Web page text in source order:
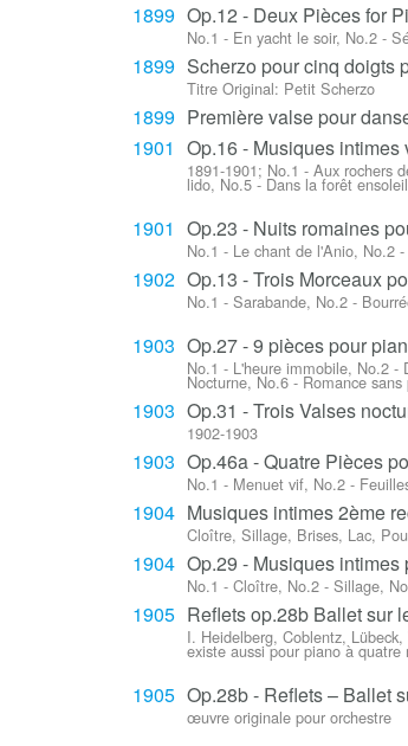
1899 Op.12 - Deux Pièces for
No.1 - En yacht le soir, No.2 -
1899 Scherzo pour cinq doigts
Titre Original: Petit Scherzo
1899 Première valse pour
1901 Op.16 - Musiques intimes
1891-1901; No.1 - Aux rochers
lido, No.5 - Dans la forêt
1901 Op.23 - Nuits romaines
No.1 - Le chant de l'Anio, No.2
1902 Op.13 - Trois Morceaux
No.1 - Sarabande, No.2 -
1903 Op.27 - 9 pièces pour
No.1 - L'heure immobile, No.2 -
Nocturne, No.6 - Romance
1903 Op.31 - Trois Valses
1902-1903
1903 Op.46a - Quatre Pièces
No.1 - Menuet vif, No.2 -
1904 Musiques intimes 2ème
Cloître, Sillage, Brises, Lac,
1904 Op.29 - Musiques intimes
No.1 - Cloître, No.2 - Sillage,
1905 Reflets op.28b Ballet sur
I. Heidelberg, Coblentz,
existe aussi pour piano à quatre
1905 Op.28b - Reflets – Ballet
œuvre originale pour orchestre